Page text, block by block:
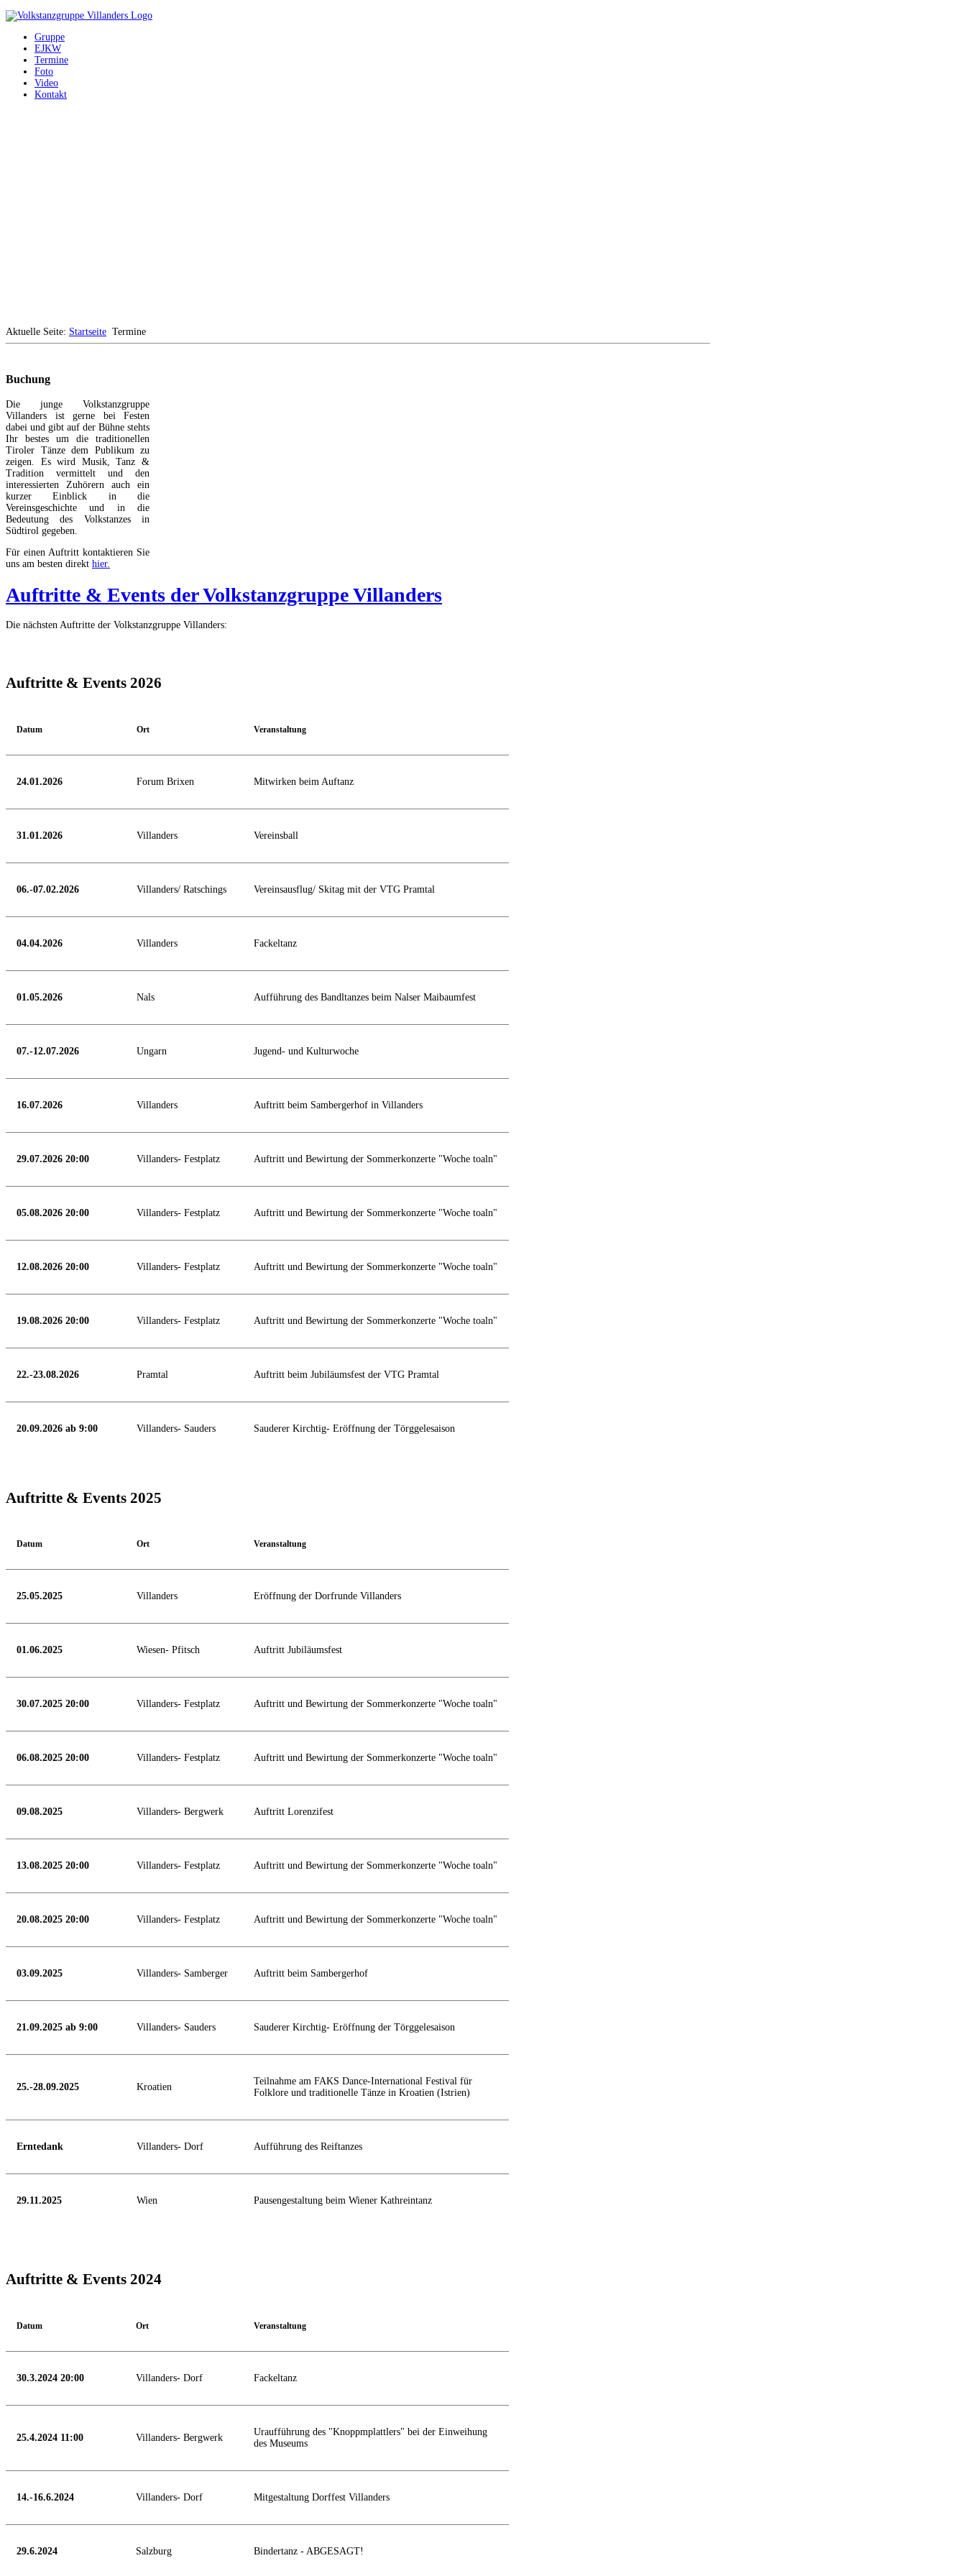
Gruppe
EJKW
Termine
Foto
Video
Kontakt
Aktuelle Seite: Startseite Termine
Buchung
Die junge Volkstanzgruppe
Villanders ist gerne bei Festen
dabei und gibt auf der Bühne stehts
Ihr bestes um die traditionellen
Tiroler Tänze dem Publikum zu
zeigen. Es wird Musik, Tanz &
Tradition vermittelt und den
interessierten Zuhörern auch ein
kurzer Einblick in die
Vereinsgeschichte und in die
Bedeutung des Volkstanzes in
Südtirol gegeben.
Für einen Auftritt kontaktieren Sie
uns am besten direkt hier.
Auftritte & Events der Volkstanzgruppe Villanders
Die nächsten Auftritte der Volkstanzgruppe Villanders:
Auftritte & Events 2026
Datum Ort Veranstaltung
24.01.2026 Forum Brixen Mitwirken beim Auftanz
31.01.2026 Villanders Vereinsball
06.-07.02.2026 Villanders/ Ratschings Vereinsausflug/ Skitag mit der VTG Pramtal
04.04.2026 Villanders Fackeltanz
01.05.2026 Nals Aufführung des Bandltanzes beim Nalser Maibaumfest
07.-12.07.2026 Ungarn Jugend- und Kulturwoche
16.07.2026 Villanders Auftritt beim Sambergerhof in Villanders
29.07.2026 20:00 Villanders- Festplatz Auftritt und Bewirtung der Sommerkonzerte "Woche toaln"
05.08.2026 20:00 Villanders- Festplatz Auftritt und Bewirtung der Sommerkonzerte "Woche toaln"
12.08.2026 20:00 Villanders- Festplatz Auftritt und Bewirtung der Sommerkonzerte "Woche toaln"
19.08.2026 20:00 Villanders- Festplatz Auftritt und Bewirtung der Sommerkonzerte "Woche toaln"
22.-23.08.2026 Pramtal Auftritt beim Jubiläumsfest der VTG Pramtal
20.09.2026 ab 9:00 Villanders- Sauders Sauderer Kirchtig- Eröffnung der Törggelesaison
Auftritte & Events 2025
Datum Ort Veranstaltung
25.05.2025 Villanders Eröffnung der Dorfrunde Villanders
01.06.2025 Wiesen- Pfitsch Auftritt Jubiläumsfest
30.07.2025 20:00 Villanders- Festplatz Auftritt und Bewirtung der Sommerkonzerte "Woche toaln"
06.08.2025 20:00 Villanders- Festplatz Auftritt und Bewirtung der Sommerkonzerte "Woche toaln"
09.08.2025 Villanders- Bergwerk Auftritt Lorenzifest
13.08.2025 20:00 Villanders- Festplatz Auftritt und Bewirtung der Sommerkonzerte "Woche toaln"
20.08.2025 20:00 Villanders- Festplatz Auftritt und Bewirtung der Sommerkonzerte "Woche toaln"
03.09.2025 Villanders- Samberger Auftritt beim Sambergerhof
21.09.2025 ab 9:00 Villanders- Sauders Sauderer Kirchtig- Eröffnung der Törggelesaison
25.-28.09.2025 Kroatien
Teilnahme am FAKS Dance-International Festival für
Folklore und traditionelle Tänze in Kroatien (Istrien)
Erntedank Villanders- Dorf Aufführung des Reiftanzes
29.11.2025 Wien Pausengestaltung beim Wiener Kathreintanz
Auftritte & Events 2024
Datum Ort Veranstaltung
30.3.2024 20:00 Villanders- Dorf Fackeltanz
25.4.2024 11:00 Villanders- Bergwerk
Uraufführung des "Knoppmplattlers" bei der Einweihung
des Museums
14.-16.6.2024 Villanders- Dorf Mitgestaltung Dorffest Villanders
29.6.2024 Salzburg Bindertanz - ABGESAGT!